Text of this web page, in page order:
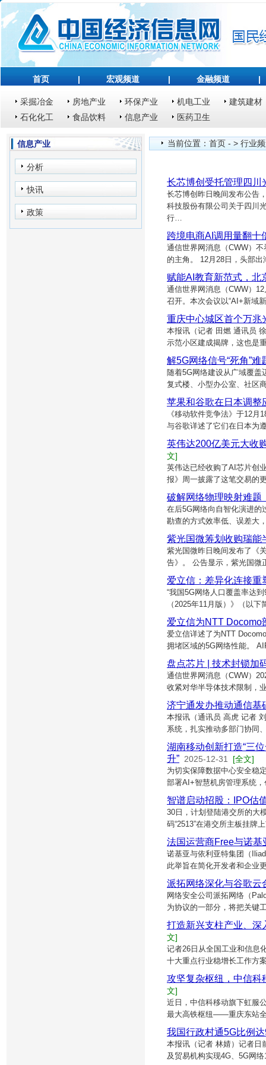
首页 | 宏观频道 | 金融频道 |
采掘冶金 房地产业 环保产业 机电工业
建筑建材
石化化工
食品饮料 信息产业 医药卫生
信息产业
分析
快讯
政策
当前位置： 首页 - > 行业
长芯博创受托管理四川
长芯博创昨日晚间发布公告
科技股份有限公司关于四川
行…
跨境电商AI调用量翻十
通信世界网消息（CWW）
的主角。 12月28日，头部
赋能AI教育新范式，北
通信世界网消息（CWW）
召开。本次会议以“AI+新域
重庆中心城区首个万兆
本报讯（记者 田燃 通讯员
示范小区建成揭牌，这也是
解5G网络信号“死角”
随着5G网络建设从广域覆盖
复式楼、小型办公室、社区
苹果和谷歌在日本调整
《移动软件竞争法》于12
与谷歌详述了它们在日本为
英伟达200亿美元大收
文]
英伟达已经收购了AI芯片创
报》周一披露了这笔交易的
破解网络物理映射难题
在后5G网络向自智化演进的
勘查的方式效率低、误差大
紫光国微筹划收购瑞能
紫光国微昨日晚间发布了《
告》。 公告显示，紫光国
爱立信：差异化连接
“我国5G网络人口覆盖率达
（2025年11月版）》（以
爱立信为NTT Docomo
爱立信详述了为NTT
拥堵区域的5G网络性能。
盘点芯片 | 技术封锁加
通信世界网消息（CWW）
收紧对华半导体技术限制，
济宁通发办推动通信基
本报讯（通讯员 高虎 记者
系统，扎实推动多部门协同
湖南移动创新打造“三
升” 2025-12-31 [全文]
为切实保障数据中心安全稳
部署AI+智慧机房管理系统
智谱启动招股：IPO估
30日，计划登陆港交所的大
码“2513”在港交所主板挂牌
法国运营商Free与诺基
诺基亚与依利亚特集团（
此举旨在简化开发者和企业
派拓网络深化与谷歌云
网络安全公司派拓网络（
为协议的一部分，将把关键
打造新兴支柱产业、深
文]
记者26日从全国工业和信息
十大重点行业稳增长工作方
攻坚复杂枢纽，中信科
文]
近日，中信科移动旗下虹服
最大高铁枢纽——重庆东站
我国行政村通5G比例
本报讯（记者 林婧）记者日
及贸易机构实现4G、5G网